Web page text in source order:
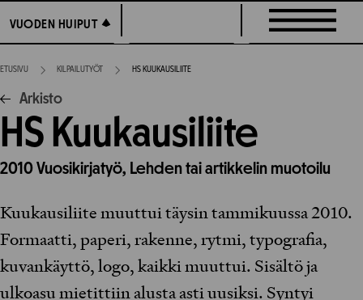
suoraan
sisältöön
VUODEN HUIPUT
VUODEN HUIPUT
ETUSIVU KILPAILUTYÖT HS KUUKAUSILIITE
Arkisto
HS Kuukausiliite
2010Vuosikirjatyö, Lehden tai artikkelin muotoilu
Kuukausiliite muuttui täysin tammikuussa 2010.
Formaatti, paperi, rakenne, rytmi, typografia,
kuvankäyttö, logo, kaikki muuttui. Sisältö ja
ulkoasu mietittiin alusta asti uusiksi. Syntyi